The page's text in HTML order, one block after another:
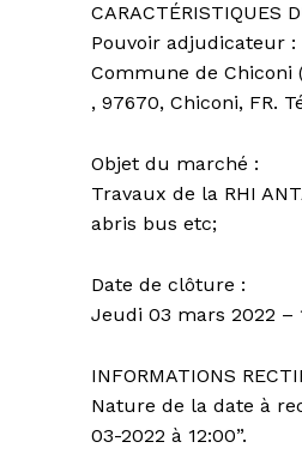
CARACTÉRISTIQUES
Pouvoir adjudicateur :
Commune de Chiconi
, 97670, Chiconi, FR.
Objet du marché :
Travaux de la RHI
abris bus etc;
Date de clôture :
Jeudi 03 mars 2022 –
INFORMATIONS
Nature de la date à
03-2022 à 12:00”.